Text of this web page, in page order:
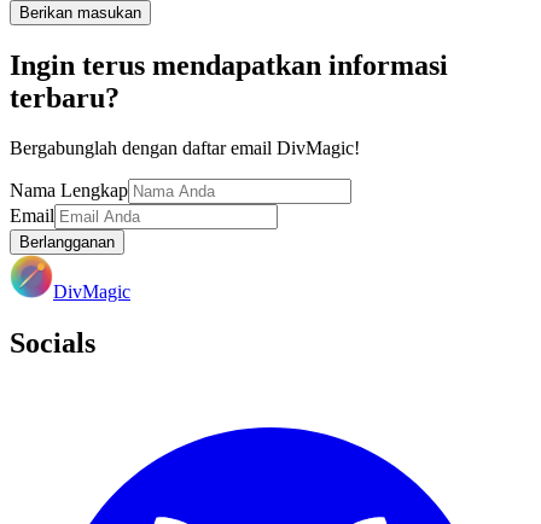
Berikan masukan
Ingin terus mendapatkan informasi
terbaru?
Bergabunglah dengan daftar email DivMagic!
Nama Lengkap
Email
Berlangganan
DivMagic
Socials